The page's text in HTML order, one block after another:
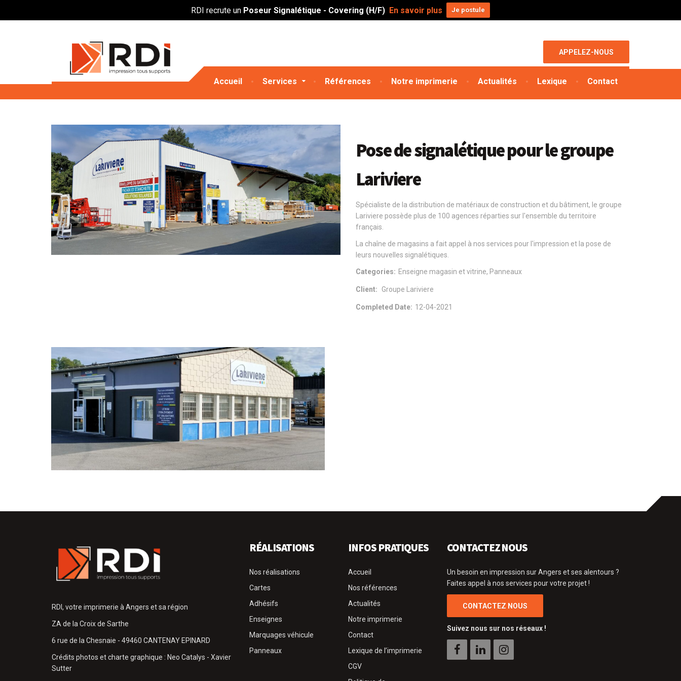
RDI recrute un Poseur Signalétique - Covering (H/F) En savoir plus Je postule
Accueil Services Références Notre imprimerie Actualités Lexique Contact
APPELEZ-NOUS
Pose de signalétique pour le groupe
Lariviere
Spécialiste de la distribution de matériaux de construction et du bâtiment, le groupe
Lariviere possède plus de 100 agences réparties sur l'ensemble du territoire
français.
La chaîne de magasins a fait appel à nos services pour l'impression et la pose de
leurs nouvelles signalétiques.
Categories: Enseigne magasin et vitrine, Panneaux
Client: Groupe Lariviere
Completed Date: 12-04-2021
RDI, votre imprimerie à Angers et sa région
ZA de la Croix de Sarthe
6 rue de la Chesnaie - 49460 CANTENAY EPINARD
Crédits photos et charte graphique : Neo Catalys - Xavier
Sutter
RÉALISATIONS
Nos réalisations
Cartes
Adhésifs
Enseignes
Marquages véhicule
Panneaux
INFOS PRATIQUES
Accueil
Nos références
Actualités
Notre imprimerie
Contact
Lexique de l’imprimerie
CGV
CONTACTEZ NOUS
Un besoin en impression sur Angers et ses alentours ?
Faites appel à nos services pour votre projet !
CONTACTEZ NOUS
Suivez nous sur nos réseaux !